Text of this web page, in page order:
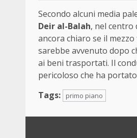
Secondo alcuni media
Deir al-Balah, nel centro
ancora chiaro se il
sarebbe avvenuto dopo
ai beni trasportati. Il
pericoloso che ha
Tags:
primo piano